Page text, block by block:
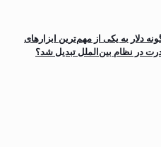
دلار به یکی از مهم‌ترین ابزارهای
در نظام بین‌الملل تبدیل شد؟